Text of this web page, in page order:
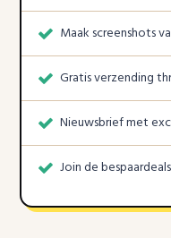
Maak screenshots
Gratis verzending
Nieuwsbrief met
Join de